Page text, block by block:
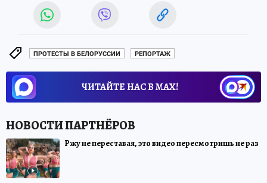
ПРОТЕСТЫ В БЕЛОРУССИИ РЕПОРТАЖ
ЧИТАЙТЕ НАС В МАХ!
Ржу не переставая, это видео пересмотришь не раз